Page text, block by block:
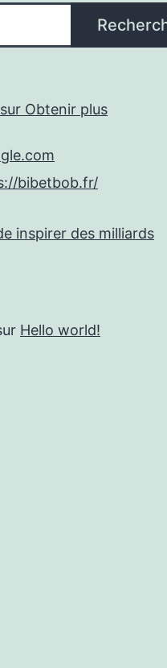
Obtenir plus
bibetbob.fr/
inspirer des milliards
Hello world!